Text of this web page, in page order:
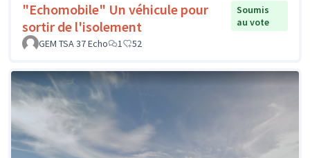
"Echomobile" Un véhicule pour
sortir de l'isolement
Soumis
au vote
GEM TSA 37 Echo
1 52